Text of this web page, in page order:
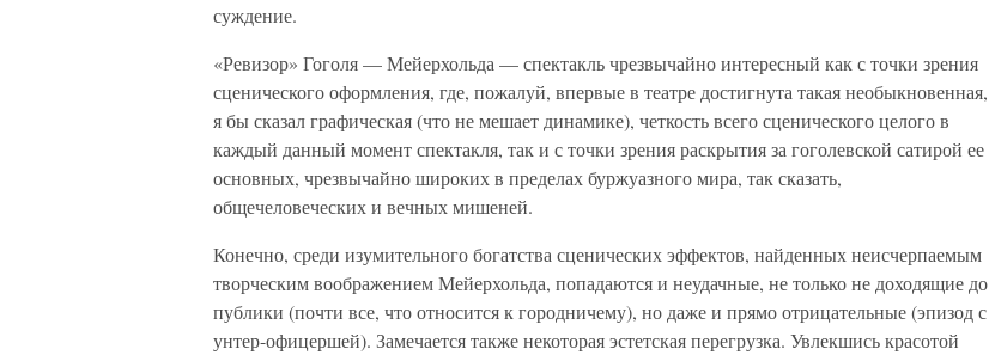
суждение.
«Ревизор» Гоголя — Мейерхольда — спектакль чрезвычайно интересный как с точки зрения
сценического оформления, где, пожалуй, впервые в театре достигнута такая необыкновенная,
я бы сказал графическая (что не мешает динамике), четкость всего сценического целого в
каждый данный момент спектакля, так и с точки зрения раскрытия за гоголевской сатирой ее
основных, чрезвычайно широких в пределах буржуазного мира, так сказать,
общечеловеческих и вечных мишеней.
Конечно, среди изумительного богатства сценических эффектов, найденных неисчерпаемым
творческим воображением Мейерхольда, попадаются и неудачные, не только не доходящие до
публики (почти все, что относится к городничему), но даже и прямо отрицательные (эпизод с
унтер-офицершей). Замечается также некоторая эстетская перегрузка. Увлекшись красотой